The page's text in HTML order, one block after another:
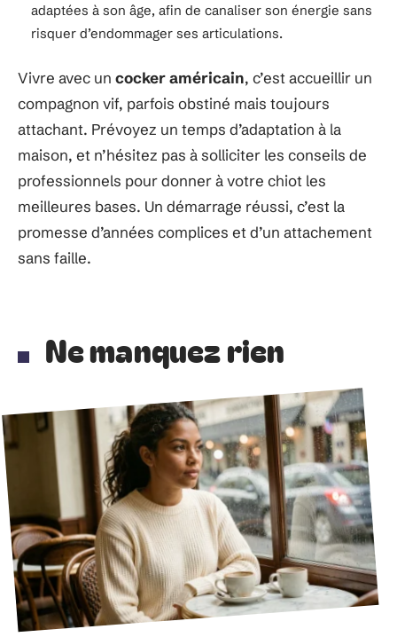
adaptées à son âge, afin de canaliser son énergie sans
risquer d’endommager ses articulations.
Vivre avec un cocker américain, c’est accueillir un
compagnon vif, parfois obstiné mais toujours
attachant. Prévoyez un temps d’adaptation à la
maison, et n’hésitez pas à solliciter les conseils de
professionnels pour donner à votre chiot les
meilleures bases. Un démarrage réussi, c’est la
promesse d’années complices et d’un attachement
sans faille.
Ne manquez rien